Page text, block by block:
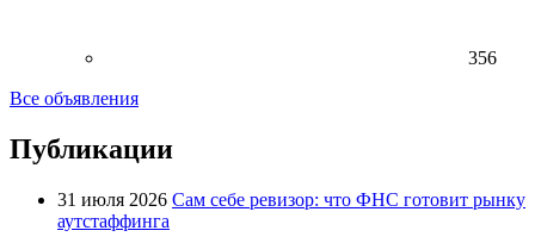
356
Все объявления
Публикации
31 июля 2026 Сам себе ревизор: что ФНС готовит рынку
аутстаффинга